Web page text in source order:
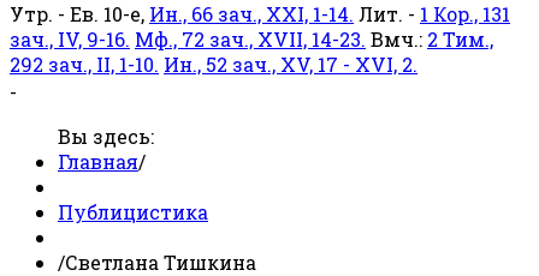
Утр. - Ев. 10-е, Ин., 66 зач., XXI, 1-14. Лит. - 1 Кор., 131
зач., IV, 9-16. Мф., 72 зач., XVII, 14-23. Вмч.: 2 Тим.,
292 зач., II, 1-10. Ин., 52 зач., XV, 17 - XVI, 2.
-
Вы здесь:
Главная/
Публицистика
/Светлана Тишкина